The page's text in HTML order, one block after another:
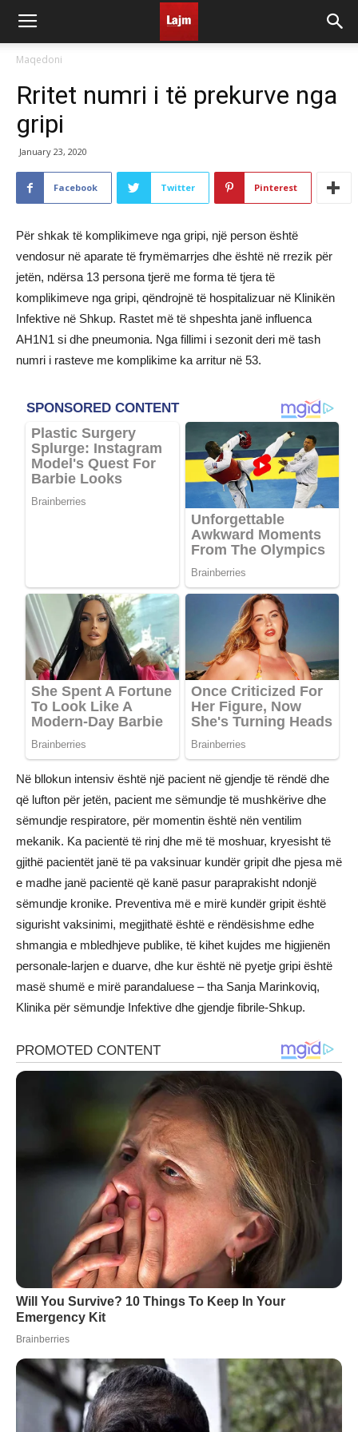
Maqedoni
Rritet numri i të prekurve nga
gripi
January 23, 2020
Facebook Twitter Pinterest
Për shkak të komplikimeve nga gripi, një person është
vendosur në aparate të frymëmarrjes dhe është në rrezik për
jetën, ndërsa 13 persona tjerë me forma të tjera të
komplikimeve nga gripi, qëndrojnë të hospitalizuar në Klinikën
Infektive në Shkup. Rastet më të shpeshta janë influenca
AH1N1 si dhe pneumonia. Nga fillimi i sezonit deri më tash
numri i rasteve me komplikime ka arritur në 53.
Në bllokun intensiv është një pacient në gjendje të rëndë dhe
që lufton për jetën, pacient me sëmundje të mushkërive dhe
sëmundje respiratore, për momentin është nën ventilim
mekanik. Ka pacientë të rinj dhe më të moshuar, kryesisht të
gjithë pacientët janë të pa vaksinuar kundër gripit dhe pjesa më
e madhe janë pacientë që kanë pasur paraprakisht ndonjë
sëmundje kronike. Preventiva më e mirë kundër gripit është
sigurisht vaksinimi, megjithatë është e rëndësishme edhe
shmangia e mbledhjeve publike, të kihet kujdes me higjienën
personale-larjen e duarve, dhe kur është në pyetje gripi është
masë shumë e mirë parandaluese – tha Sanja Marinkoviq,
Klinika për sëmundje Infektive dhe gjendje fibrile-Shkup.